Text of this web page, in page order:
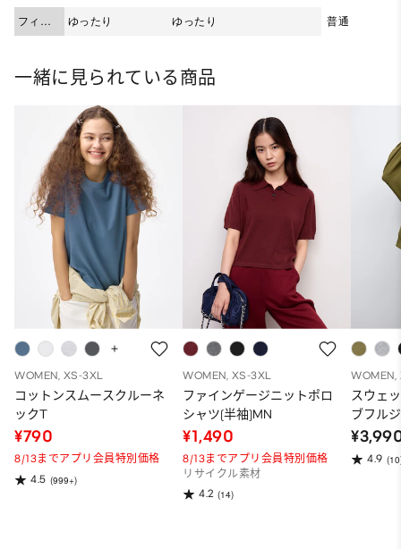
フィッ
ト
ゆったり ゆったり 普通
一緒に見られている商品
WOMEN, XS-3XL
コットンスムースクルーネ
ックT
¥790
8/13までアプリ会員特別価格
4.5 (999+)
WOMEN, XS-3XL
ファインゲージニットポロ
シャツ(半袖)MN
¥1,490
8/13までアプリ会員特別価格
リサイクル素材
4.2 (14)
WOMEN,
スウェ
ブフル
ーパー
ット）
4.9